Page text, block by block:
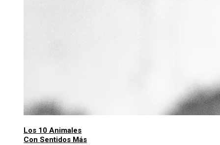
Los 10 Animales
Con Sentidos Más